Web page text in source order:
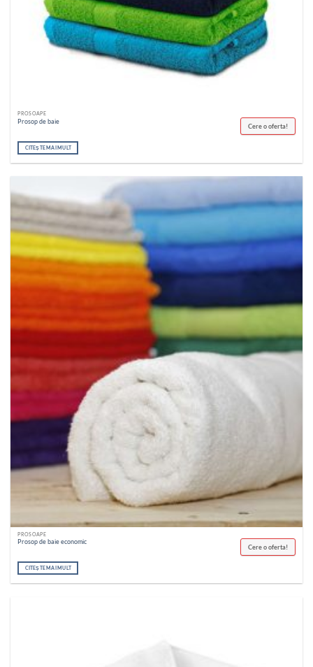
PROSOAPE
Prosop de baie
Cere o oferta!
CITEȘTE MAI MULT
PROSOAPE
Prosop de baie economic
Cere o oferta!
CITEȘTE MAI MULT